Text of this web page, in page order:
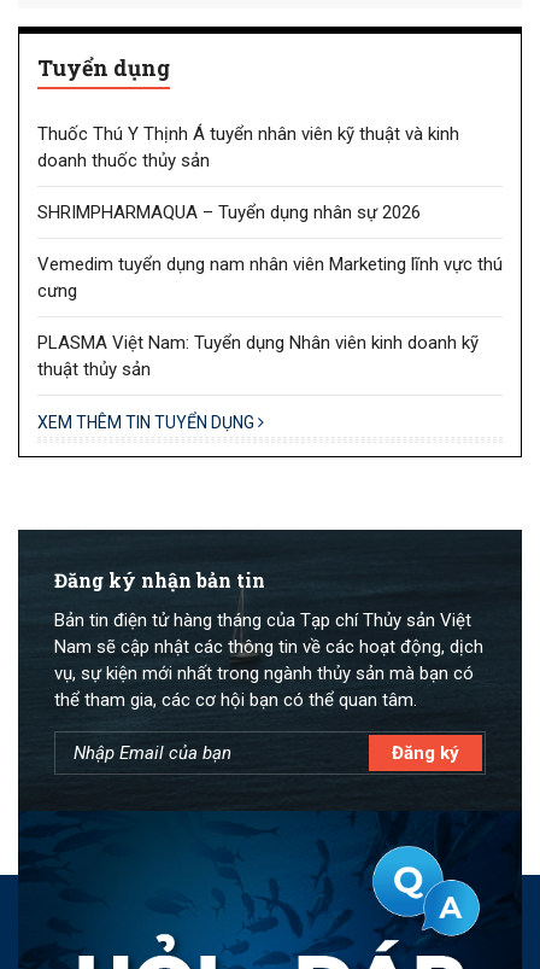
Tuyển dụng
Thuốc Thú Y Thịnh Á tuyển nhân viên kỹ thuật và kinh
doanh thuốc thủy sản
SHRIMPHARMAQUA – Tuyển dụng nhân sự 2026
Vemedim tuyển dụng nam nhân viên Marketing lĩnh vực thú
cưng
PLASMA Việt Nam: Tuyển dụng Nhân viên kinh doanh kỹ
thuật thủy sản
XEM THÊM TIN TUYỂN DỤNG
Đăng ký nhận bản tin
Bản tin điện tử hàng tháng của Tạp chí Thủy sản Việt
Nam sẽ cập nhật các thông tin về các hoạt động, dịch
vụ, sự kiện mới nhất trong ngành thủy sản mà bạn có
thể tham gia, các cơ hội bạn có thể quan tâm.